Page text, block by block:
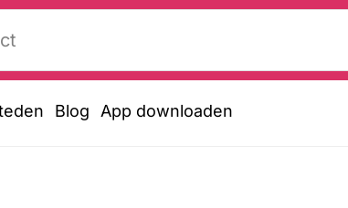
Blog App downloaden